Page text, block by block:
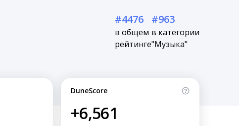
#4476
в общем
рейтинге
#963
в категории
"Музыка"
DuneScore
+6,561